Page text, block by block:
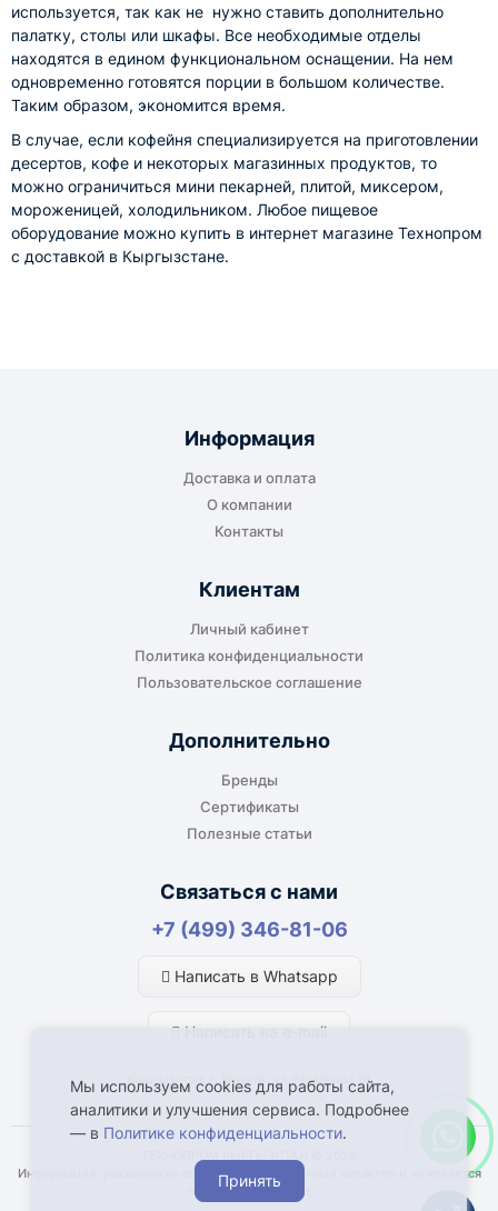
используется, так как не нужно ставить дополнительно
палатку, столы или шкафы. Все необходимые отделы
находятся в едином функциональном оснащении. На нем
одновременно готовятся порции в большом количестве.
Таким образом, экономится время.
В случае, если кофейня специализируется на приготовлении
десертов, кофе и некоторых магазинных продуктов, то
можно ограничиться мини пекарней, плитой, миксером,
мороженицей, холодильником. Любое пищевое
оборудование можно купить в интернет магазине Технопром
с доставкой в Кыргызстане.
Информация
Доставка и оплата
О компании
Контакты
Клиентам
Личный кабинет
Политика конфиденциальности
Пользовательское соглашение
Дополнительно
Бренды
Сертификаты
Полезные статьи
Связаться с нами
+7 (499) 346-81-06
Написать в Whatsapp
Написать на e-mail
Кыргызстан, г. Бишкек, ул.Раззакова 19
Информация, указанная на сайте, имеет справочный характер и не является
публичной офертой
Мы используем cookies для работы сайта,
аналитики и улучшения сервиса. Подробнее
— в Политике конфиденциальности.
Принять